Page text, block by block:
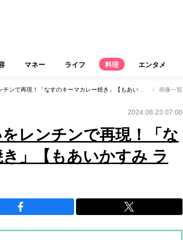
マネー ライフ 料理 エンタメ
鍋で煮込んだ味わいをレンチンで再現！「なすのキーマカレー焼き」【もあいかすみ ラクウマレシピ】 画像一覧
2024.08.23 07:00
レンチンで再現！「な
」【もあいかすみ ラ